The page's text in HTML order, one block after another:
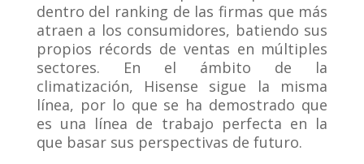
dentro del ranking de las firmas que más
atraen a los consumidores, batiendo sus
propios récords de ventas en múltiples
sectores. En el ámbito de la
climatización, Hisense sigue la misma
línea, por lo que se ha demostrado que
es una línea de trabajo perfecta en la
que basar sus perspectivas de futuro.